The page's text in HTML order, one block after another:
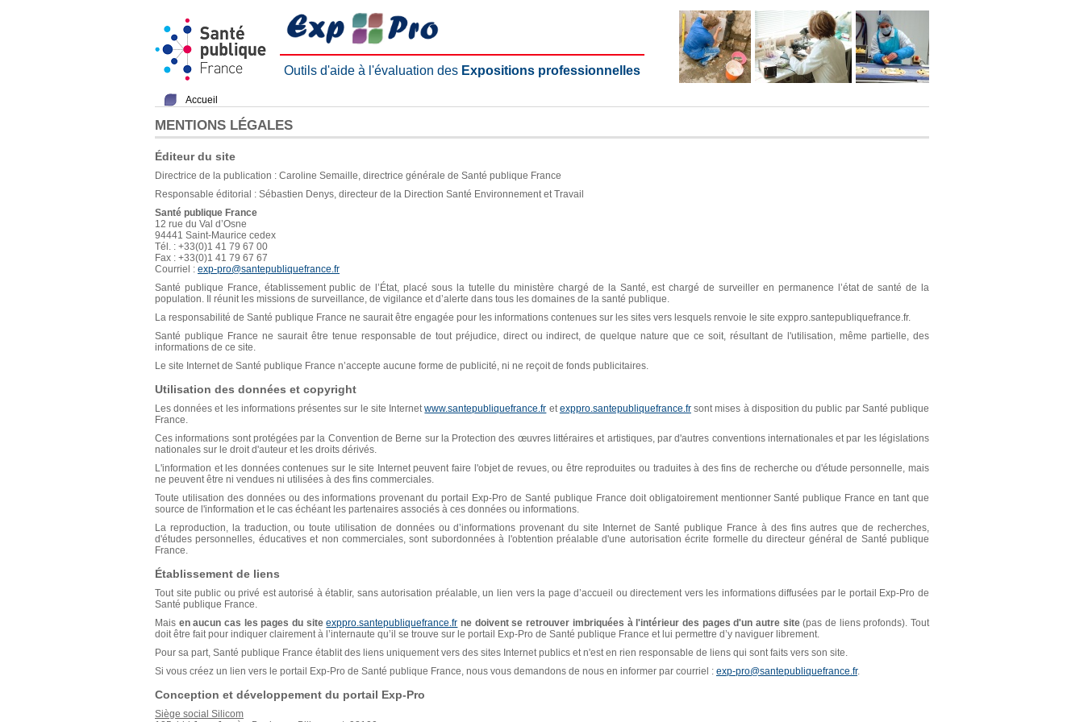
Outils d'aide à l'évaluation des Expositions professionnelles
Accueil
MENTIONS LÉGALES
Éditeur du site
Directrice de la publication : Caroline Semaille, directrice générale de Santé publique France
Responsable éditorial : Sébastien Denys, directeur de la Direction Santé Environnement et Travail
Santé publique France
12 rue du Val d’Osne
94441 Saint-Maurice cedex
Tél. : +33(0)1 41 79 67 00
Fax : +33(0)1 41 79 67 67
Courriel : exp-pro@santepubliquefrance.fr
Santé publique France, établissement public de l’État, placé sous la tutelle du ministère chargé de la Santé, est chargé de surveiller en permanence l’état de santé de la
population. Il réunit les missions de surveillance, de vigilance et d’alerte dans tous les domaines de la santé publique.
La responsabilité de Santé publique France ne saurait être engagée pour les informations contenues sur les sites vers lesquels renvoie le site exppro.santepubliquefrance.fr.
Santé publique France ne saurait être tenue responsable de tout préjudice, direct ou indirect, de quelque nature que ce soit, résultant de l'utilisation, même partielle, des
informations de ce site.
Le site Internet de Santé publique France n’accepte aucune forme de publicité, ni ne reçoit de fonds publicitaires.
Utilisation des données et copyright
Les données et les informations présentes sur le site Internetwww.santepubliquefrance.fr etexppro.santepubliquefrance.frsont mises à disposition du public par Santé publique
France.
Ces informations sont protégées par la Convention de Berne sur la Protection des œuvres littéraires et artistiques, par d'autres conventions internationales et par les législations
nationales sur le droit d'auteur et les droits dérivés.
L'information et les données contenues sur le site Internet peuvent faire l'objet de revues, ou être reproduites ou traduites à des fins de recherche ou d'étude personnelle, mais
ne peuvent être ni vendues ni utilisées à des fins commerciales.
Toute utilisation des données ou des informations provenant du portail Exp-Pro de Santé publique France doit obligatoirement mentionner Santé publique France en tant que
source de l'information et le cas échéant les partenaires associés à ces données ou informations.
La reproduction, la traduction, ou toute utilisation de données ou d’informations provenant du site Internet de Santé publique France à des fins autres que de recherches,
d'études personnelles, éducatives et non commerciales, sont subordonnées à l'obtention préalable d'une autorisation écrite formelle du directeur général de Santé publique
France.
Établissement de liens
Tout site public ou privé est autorisé à établir, sans autorisation préalable, un lien vers la page d’accueil ou directement vers les informations diffusées par le portail Exp-Pro de
Santé publique France.
Mais en aucun cas les pages du siteexppro.santepubliquefrance.fr ne doivent se retrouver imbriquées à l'intérieur des pages d'un autre site(pas de liens profonds). Tout
doit être fait pour indiquer clairement à l’internaute qu’il se trouve sur le portail Exp-Pro de Santé publique France et lui permettre d’y naviguer librement.
Pour sa part, Santé publique France établit des liens uniquement vers des sites Internet publics et n'est en rien responsable de liens qui sont faits vers son site.
Si vous créez un lien vers le portail Exp-Pro de Santé publique France, nous vous demandons de nous en informer par courriel : exp-pro@santepubliquefrance.fr.
Conception et développement du portail Exp-Pro
Siège social Silicom